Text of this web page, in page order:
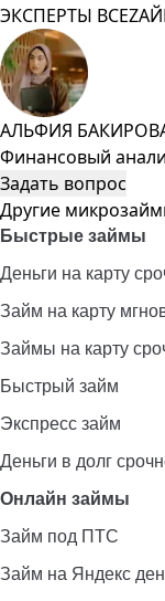
ЭКСПЕРТЫ
АЛЬФИЯ
Финансовый
Задать вопрос
Другие
Быстрые займы
Деньги на карту
Займ на карту
Займы на карту
Быстрый займ
Экспресс займ
Деньги в долг
Онлайн займы
Займ под ПТС
Займ на Яндекс